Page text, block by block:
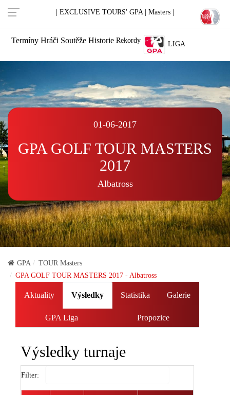
| EXCLUSIVE TOURS' GPA | Masters |
Termíny Hráči Soutěže Historie Rekordy LIGA
01-06-2017
GPA GOLF TOUR MASTERS
2017
Albatross
GPA
TOUR Masters
GPA GOLF TOUR MASTERS 2017 - Albatross
Aktuality Výsledky Statistika Galerie
GPA Liga Propozice
Výsledky turnaje
Filter: